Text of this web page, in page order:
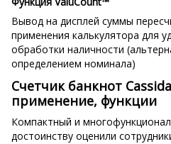
Вывод на дисплей суммы
применения калькулятора для
обработки наличности
определением номинала)
Счетчик банкнот
применение, функции
Компактный и
достоинству оценили